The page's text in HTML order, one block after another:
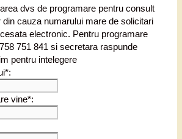
dvs de programare pentru consult
din cauza numarului mare de solicitari
electronic. Pentru programare
751 841 si secretara raspunde
pentru intelegere
vine*: